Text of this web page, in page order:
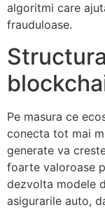
algoritmi care
frauduloase.
Pe masura ce
conecta tot mai
generate va
foarte valoroase
dezvolta modele
asigurarile auto,